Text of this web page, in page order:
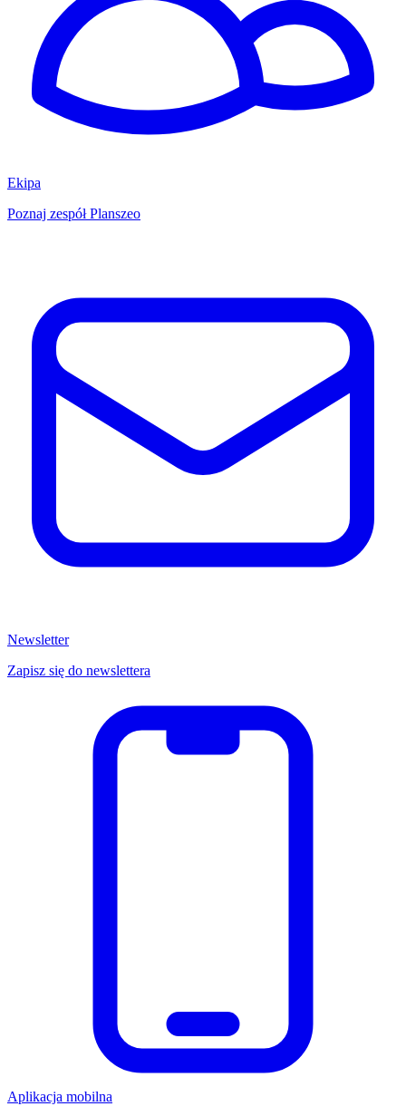
Ekipa
Poznaj zespół Planszeo
Newsletter
Zapisz się do newslettera
Aplikacja mobilna